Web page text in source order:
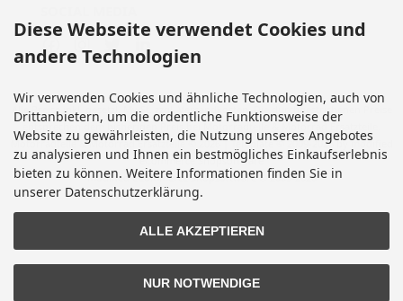
Alle Preise inkl. gesetzl. MwSt. zzgl. Versandkosten . Die durchgestrichenen Preise
entsprechen dem bisherigen Preis bei Motorradteile & Motorrad Ersatzteile.
Motorradteile & Motorrad Ersatzteile © 2026 | Template © 2009-2026 by modified
eCommerce Shopsoftware
modified eCommerce Shopsoftware © 2009-2026
Diese Webseite verwendet Cookies und
andere Technologien
Wir verwenden Cookies und ähnliche Technologien, auch von
Drittanbietern, um die ordentliche Funktionsweise der
Website zu gewährleisten, die Nutzung unseres Angebotes
zu analysieren und Ihnen ein bestmögliches Einkaufserlebnis
bieten zu können. Weitere Informationen finden Sie in
unserer Datenschutzerklärung.
ALLE AKZEPTIEREN
NUR NOTWENDIGE